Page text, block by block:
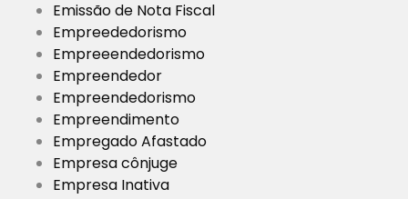
Emissão de Nota Fiscal
Empreededorismo
Empreeendedorismo
Empreendedor
Empreendedorismo
Empreendimento
Empregado Afastado
Empresa cônjuge
Empresa Inativa